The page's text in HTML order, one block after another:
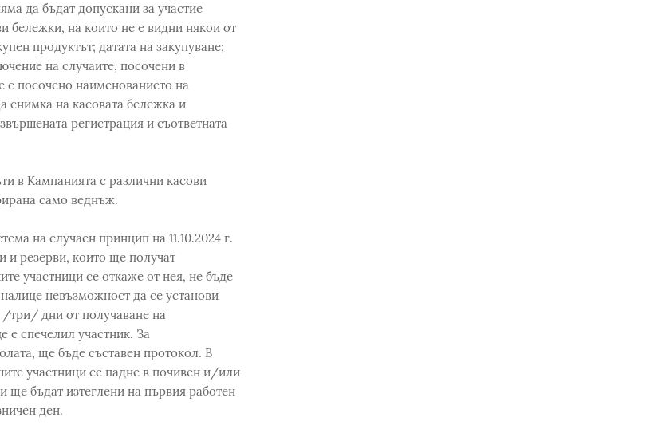
да бъдат допускани за участие
бележки, на които не е видни някои от
продуктът; датата на закупуване;
на случаите, посочени в
е посочено наименованието на
снимка на касовата бележка и
регистрация и съответната
в Кампанията с различни касови
само веднъж.
на случаен принцип на 11.10.2024 г.
и резерви, които ще получат
участници се откаже от нея, не бъде
невъзможност да се установи
/три/ дни от получаване на
е спечелил участник. За
ще бъде съставен протокол. В
участници се падне в почивен и/или
ще бъдат изтеглени на първия работен
ден.